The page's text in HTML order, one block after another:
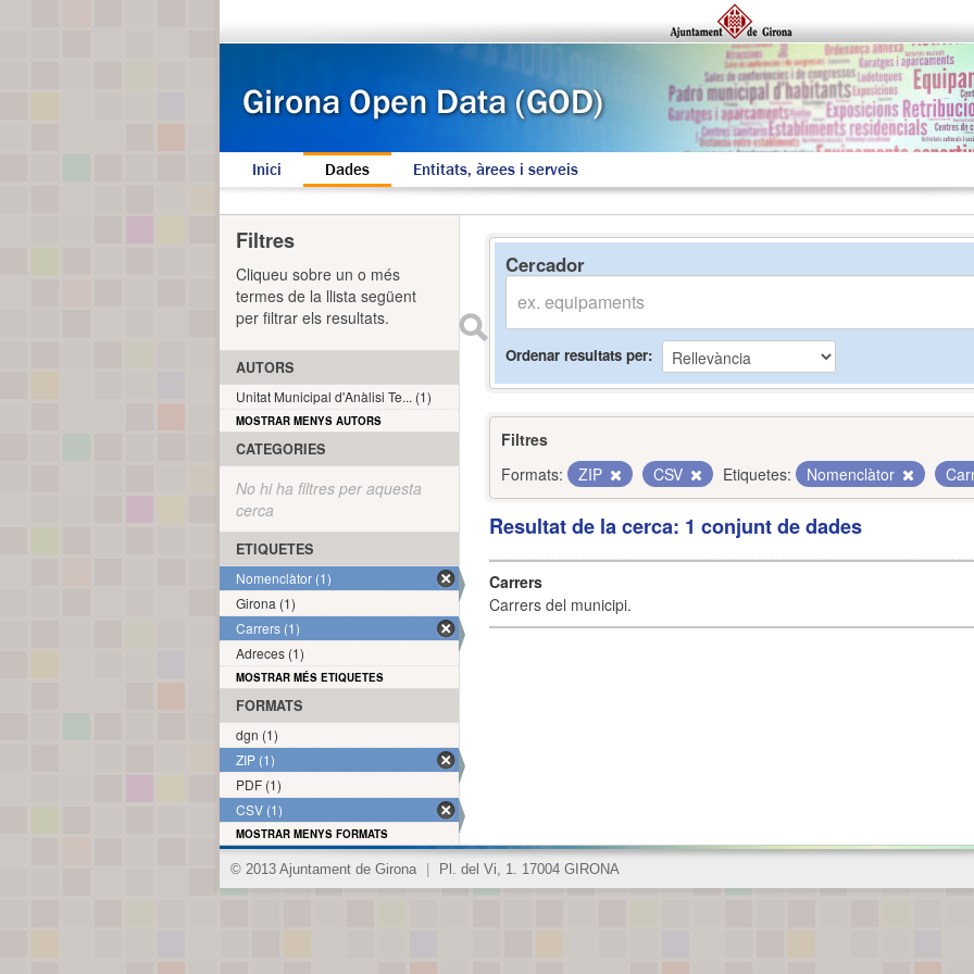
Inici Dades Entitats, àrees i serveis
Cercador
Ordenar resultats per
Filtres
Formats:
ZIP CSV Etiquetes: Nomenclàtor
Resultat de la cerca: 1 conjunt de dades
Carrers
Carrers del municipi.
Filtres
Cliqueu sobre un o més
termes de la llista següent
per filtrar els resultats.
AUTORS
Unitat Municipal d'Anàlisi Te... (1)
MOSTRAR MENYS AUTORS
CATEGORIES
No hi ha filtres per aquesta
cerca
ETIQUETES
Nomenclàtor (1)
Girona (1)
Carrers (1)
Adreces (1)
MOSTRAR MÉS ETIQUETES
FORMATS
dgn (1)
ZIP (1)
PDF (1)
CSV (1)
MOSTRAR MENYS FORMATS
© 2013 Ajuntament de Girona Pl. del Vi, 1. 17004 GIRONA